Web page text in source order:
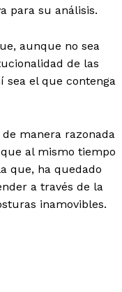
para su análisis.
aunque no sea
de las
sea el que contenga
manera razonada
al mismo tiempo
que, ha quedado
a través de la
inamovibles.